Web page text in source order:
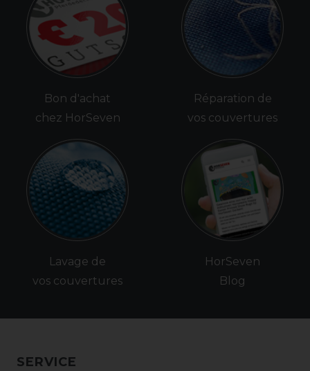
Bon d'achat
chez HorSeven
Lavage de
vos couvertures
Réparation de
vos couvertures
HorSeven
Blog
SERVICE